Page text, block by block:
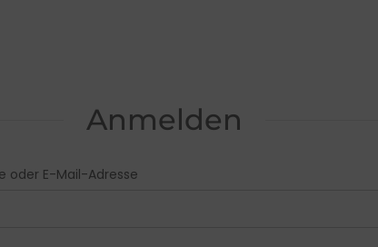
Anmelden
oder E-Mail-Adresse